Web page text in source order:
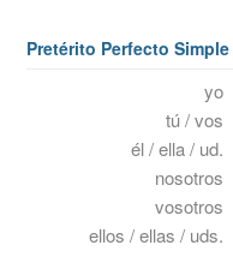
Pretérito Perfecto Simple
yo
tú / vos
él / ella / ud.
nosotros
vosotros
ellos / ellas / uds.